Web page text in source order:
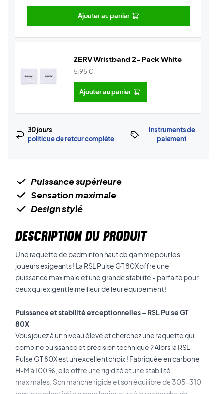
Ajouter au panier
ZERV Wristband 2-Pack White
5,95€
Ajouter au panier
30 jours
politique de retour complète
Instruments de
paiement
Puissance supérieure
Sensation maximale
Design stylé
DESCRIPTION DU PRODUIT
Une raquette de badminton haut de gamme pour les
joueurs exigeants ! La RSL Pulse GT 80X offre une
puissance maximale et une grande stabilité – parfaite pour
ceux qui exigent le meilleur de leur équipement !
Puissance et stabilité exceptionnelles – RSL Pulse GT
80X
Vous jouez à un niveau élevé et cherchez une raquette qui
combine puissance et précision technique ? Alors la RSL
Pulse GT 80X est un excellent choix ! Fabriquée en carbone
H-M à 100 %, elle offre une rigidité et une stabilité
maximales. Son manche rigide et son équilibre de 305–310